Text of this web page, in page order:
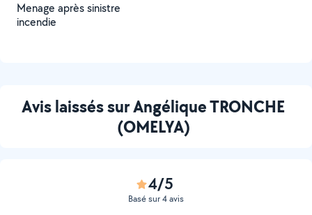
Menage après sinistre
incendie
Avis laissés sur Angélique TRONCHE
(OMELYA)
4/5
Basé sur 4 avis